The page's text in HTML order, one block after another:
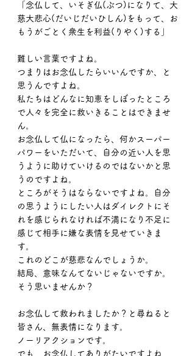
「念仏して、いそぎ仏(ぶつ)になりて、大
慈大悲心(だいじだいひしん)をもって、お
もうがごとく衆生を利益(りやく)する」
難しい言葉ですよね。
つまりはお念仏したらいいんですか、と
思うんですよね。
私たちはどんなに知恵をしぼったところ
で人々を完全に救いきることはできませ
ん。
お念仏して仏になったら、何かスーパー
パワーをいただいて、自分の近い人を思
うように助けていけるのではないかと思
うのですよね。
ところがそうはならないですよね。自分
の思うようにしたい人はダイレクトにそ
れを感じられなければ不満になり不足に
感じて相手に嫌な表情を見せていきま
す。
これのどこが慈悲なんでしょうか。
結局、意味なんてないじゃないですか。
そう思いませんか？
お念仏して救われましたか？と尋ねると
皆さん、無表情になります。
ノーリアクションです。
でも、お念仏してありがたいですよね、